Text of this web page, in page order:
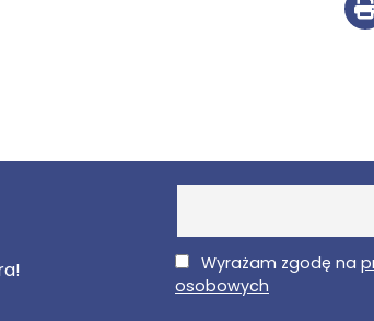
E-MailWyrażam zgodę na
osobowych